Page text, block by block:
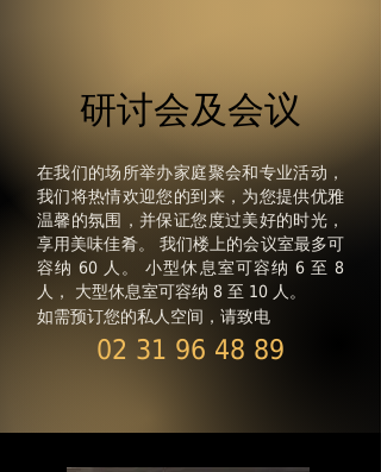
研讨会及会议
在我们的场所举办家庭聚会和专业活动，
我们将热情欢迎您的到来，为您提供优雅
温馨的氛围，并保证您度过美好的时光，
享用美味佳肴。
我们楼上的会议室最多可
容纳 60 人。
小型休息室可容纳 6 至 8
人，
大型休息室可容纳 8 至 10 人。
如需预订您的私人空间，请致电
02 31 96 48 89